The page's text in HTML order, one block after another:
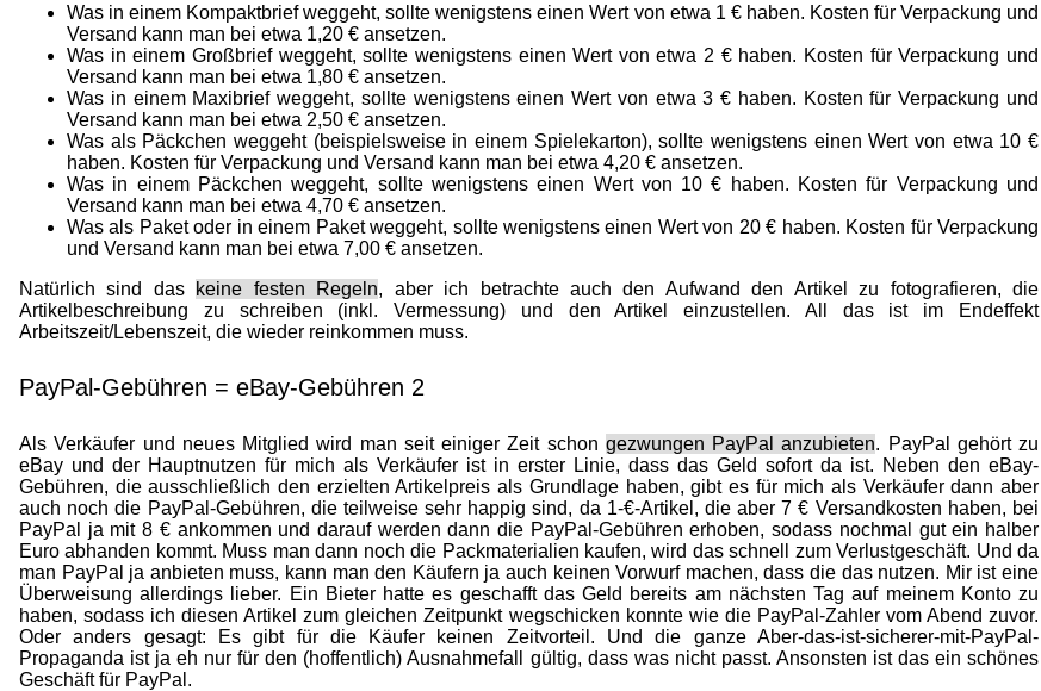
Was in einem Kompaktbrief weggeht, sollte wenigstens einen Wert von etwa 1 € haben. Kosten für Verpackung und
Versand kann man bei etwa 1,20 € ansetzen.
Was in einem Großbrief weggeht, sollte wenigstens einen Wert von etwa 2 € haben. Kosten für Verpackung und
Versand kann man bei etwa 1,80 € ansetzen.
Was in einem Maxibrief weggeht, sollte wenigstens einen Wert von etwa 3 € haben. Kosten für Verpackung und
Versand kann man bei etwa 2,50 € ansetzen.
Was als Päckchen weggeht (beispielsweise in einem Spielekarton), sollte wenigstens einen Wert von etwa 10 €
haben. Kosten für Verpackung und Versand kann man bei etwa 4,20 € ansetzen.
Was in einem Päckchen weggeht, sollte wenigstens einen Wert von 10 € haben. Kosten für Verpackung und
Versand kann man bei etwa 4,70 € ansetzen.
Was als Paket oder in einem Paket weggeht, sollte wenigstens einen Wert von 20 € haben. Kosten für Verpackung
und Versand kann man bei etwa 7,00 € ansetzen.
Natürlich sind das keine festen Regeln, aber ich betrachte auch den Aufwand den Artikel zu fotografieren, die
Artikelbeschreibung zu schreiben (inkl. Vermessung) und den Artikel einzustellen. All das ist im Endeffekt
Arbeitszeit/Lebenszeit, die wieder reinkommen muss.
PayPal-Gebühren = eBay-Gebühren 2
Als Verkäufer und neues Mitglied wird man seit einiger Zeit schon gezwungen PayPal anzubieten. PayPal gehört zu
eBay und der Hauptnutzen für mich als Verkäufer ist in erster Linie, dass das Geld sofort da ist. Neben den eBay-
Gebühren, die ausschließlich den erzielten Artikelpreis als Grundlage haben, gibt es für mich als Verkäufer dann aber
auch noch die PayPal-Gebühren, die teilweise sehr happig sind, da 1-€-Artikel, die aber 7 € Versandkosten haben, bei
PayPal ja mit 8 € ankommen und darauf werden dann die PayPal-Gebühren erhoben, sodass nochmal gut ein halber
Euro abhanden kommt. Muss man dann noch die Packmaterialien kaufen, wird das schnell zum Verlustgeschäft. Und da
man PayPal ja anbieten muss, kann man den Käufern ja auch keinen Vorwurf machen, dass die das nutzen. Mir ist eine
Überweisung allerdings lieber. Ein Bieter hatte es geschafft das Geld bereits am nächsten Tag auf meinem Konto zu
haben, sodass ich diesen Artikel zum gleichen Zeitpunkt wegschicken konnte wie die PayPal-Zahler vom Abend zuvor.
Oder anders gesagt: Es gibt für die Käufer keinen Zeitvorteil. Und die ganze Aber-das-ist-sicherer-mit-PayPal-
Propaganda ist ja eh nur für den (hoffentlich) Ausnahmefall gültig, dass was nicht passt. Ansonsten ist das ein schönes
Geschäft für PayPal.